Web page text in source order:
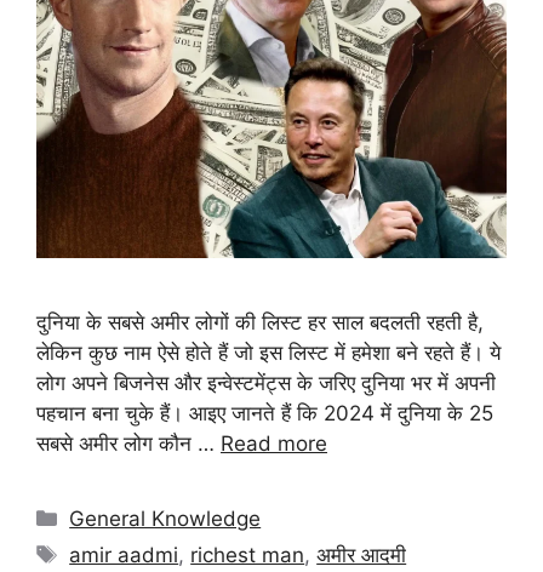
दुनिया के सबसे अमीर लोगों की लिस्ट हर साल बदलती रहती है,
लेकिन कुछ नाम ऐसे होते हैं जो इस लिस्ट में हमेशा बने रहते हैं। ये
लोग अपने बिजनेस और इन्वेस्टमेंट्स के जरिए दुनिया भर में अपनी
पहचान बना चुके हैं। आइए जानते हैं कि 2024 में दुनिया के 25
सबसे अमीर लोग कौन … Read more
Categories
General Knowledge
Tags
amir aadmi, richest man,अमीर आदमी